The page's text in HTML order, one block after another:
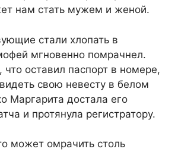
нам стать мужем и женой.
стали хлопать в
мгновенно помрачнел.
что оставил паспорт в номере,
свою невесту в белом
Маргарита достала его
и протянула регистратору.
может омрачить столь